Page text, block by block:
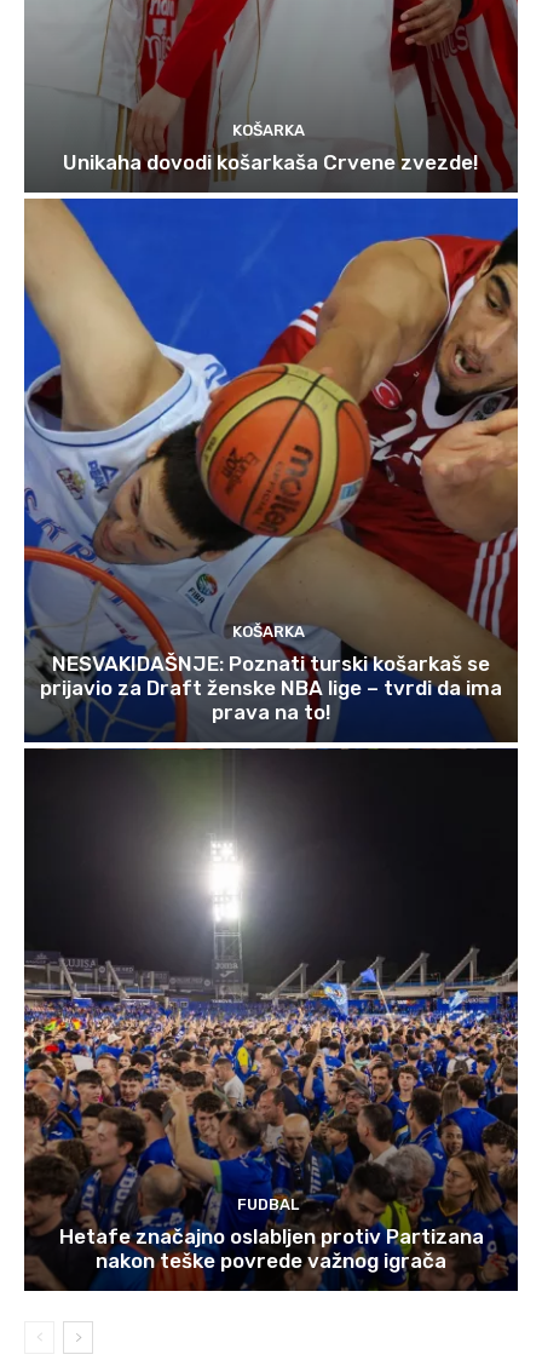
KOŠARKA
Unikaha dovodi košarkaša Crvene zvezde!
KOŠARKA
NESVAKIDAŠNJE: Poznati turski košarkaš se
prijavio za Draft ženske NBA lige – tvrdi da ima
prava na to!
FUDBAL
Hetafe značajno oslabljen protiv Partizana
nakon teške povrede važnog igrača